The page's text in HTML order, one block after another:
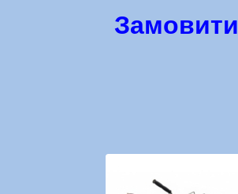
Замовити